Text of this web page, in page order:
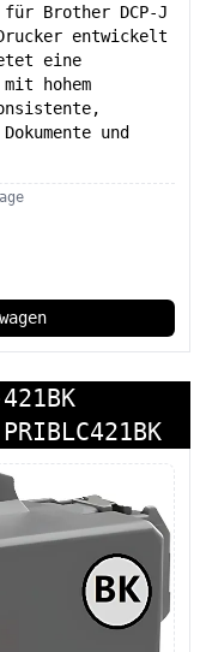
Brother DCP-J
entwickelt
eine
hohem
und